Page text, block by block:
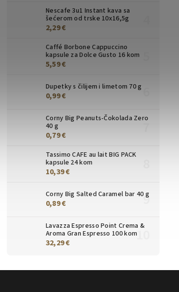
Nescafe 3u1 Instant kava sa
šećerom od trske 10x16,5g
2,29 €
Caffé Borbone Cappuccino
kapsule za Dolce Gusto 16 kom
5,59 €
Dupetky s čilijem i limetom 70 g
0,99 €
Corny Big Peanuts-Čokolada Zero
40 g
0,79 €
Tassimo CAFE au lait BIG PACK
kapsule 24 kom
10,39 €
Corny Big Salted Caramel bar 40 g
0,89 €
Lavazza Espresso Point Crema &
Aroma Gran Espresso 100 kom
32,29 €